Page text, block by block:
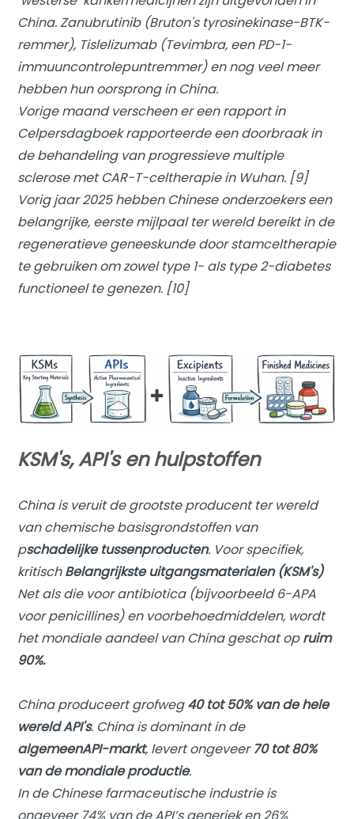
China. Zanubrutinib (Bruton's tyrosinekinase-BTK-
remmer), Tislelizumab (Tevimbra, een PD-1-
immuuncontrolepuntremmer) en nog veel meer
hebben hun oorsprong in China.
Vorige maand verscheen er een rapport in
Celpersdagboekrapporteerde een doorbraak in
de behandeling van progressieve multiple
sclerose met CAR-T-celtherapie in Wuhan. [9]
Vorig jaar 2025 hebben Chinese onderzoekers een
belangrijke, eerste mijlpaal ter wereld bereikt in de
regeneratieve geneeskunde door stamceltherapie
te gebruiken om zowel type 1- als type 2-diabetes
functioneel te genezen. [10]
KSM's, API's en hulpstoffen
China is veruit de grootste producent ter wereld
van chemische basisgrondstoffen van
pschadelijke tussenproducten. Voor specifiek,
kritischBelangrijkste uitgangsmaterialen(KSM's)
Net als die voor antibiotica (bijvoorbeeld 6-APA
voor penicillines) en voorbehoedmiddelen, wordt
het mondiale aandeel van China geschat opruim
90%.
China produceert grofweg40 tot 50% van de hele
wereldAPI's. China is dominant in de
algemeenAPI-markt, levert ongeveer70 tot 80%
van de mondiale productie.
In de Chinese farmaceutische industrie is